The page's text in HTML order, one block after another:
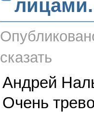
лицами.
сказать
Андрей
Очень